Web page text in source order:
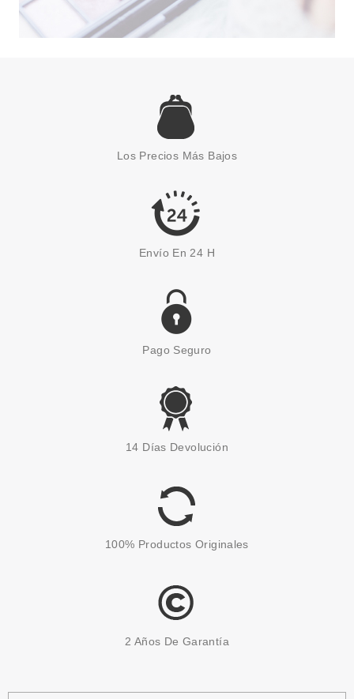
EUGENE PERMA
EUGENE PERMA COLLECTIONS
NATURE BY CYCLE VITAL
CHAMPU HIDRATANTE 1000ML
9.49€
RENE FURTERER
FRESH FLUIDO CALMANTE
60.00€
Los Precios Más Bajos
Envío En 24 H
Pago Seguro
14 Días Devolución
100% Productos Originales
2 Años De Garantía